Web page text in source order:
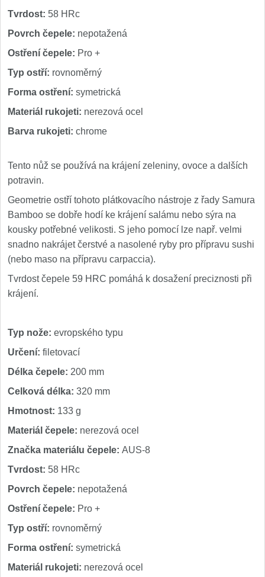
Nože Seburo SARADA
Nože Seburo SUBAJA
Nože Seburo HOKORI
Nože Seburo HOGANI
Nože Seburo WEST
Nože Tojiro
Nože Tojiro Shippu
Nože Tojiro Zen
Nože Samura
Nože Samura MO-V 4
Ostřiče nožů V-Sharp
Brúsky na nože 12
Doplnky a diely
Dopredaj 11
Tvrdost: 58 HRc
Povrch čepele: nepotažená
Ostření čepele: Pro +
Typ ostří: rovnoměrný
Forma ostření: symetrická
Materiál rukojeti: nerezová ocel
Barva rukojeti: chrome
Tento nůž se používá na krájení zeleniny, ovoce a dalších
potravin.
Geometrie ostří tohoto plátkovacího nástroje z řady Samura
Bamboo se dobře hodí ke krájení salámu nebo sýra na
kousky potřebné velikosti. S jeho pomocí lze např. velmi
snadno nakrájet čerstvé a nasolené ryby pro přípravu sushi
(nebo maso na přípravu carpaccia).
Tvrdost čepele 59 HRC pomáhá k dosažení preciznosti při
krájení.
Typ nože: evropského typu
Určení: filetovací
Délka čepele: 200 mm
Celková délka: 320 mm
Hmotnost: 133 g
Materiál čepele: nerezová ocel
Značka materiálu čepele: AUS-8
Tvrdost: 58 HRc
Povrch čepele: nepotažená
Ostření čepele: Pro +
Typ ostří: rovnoměrný
Forma ostření: symetrická
Materiál rukojeti: nerezová ocel